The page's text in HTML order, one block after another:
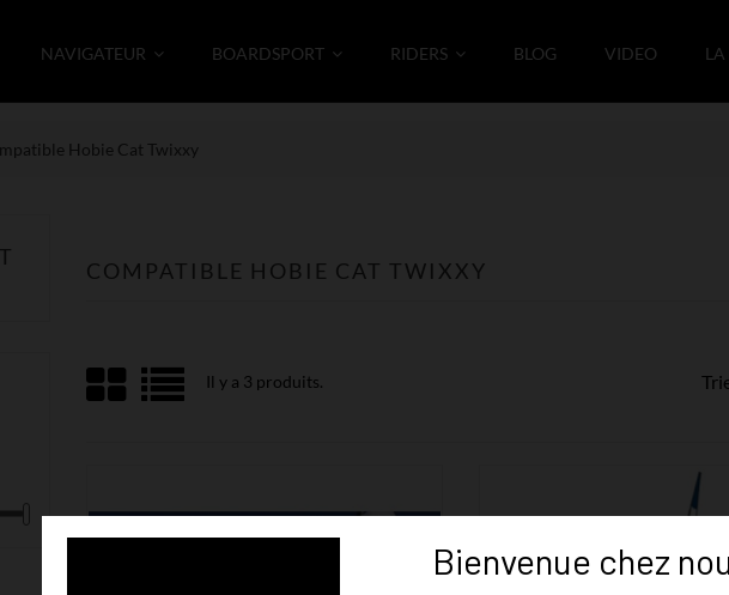
NAVIGATEUR BOARDSPORT RIDERS BLOG VIDEO
Hobie Cat Twixxy
COMPATIBLE HOBIE CAT TWIXXY
Il y a 3 produits.
Bienvenue chez